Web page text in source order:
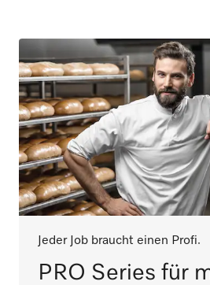
Jeder Job braucht einen Profi.
PRO Series für